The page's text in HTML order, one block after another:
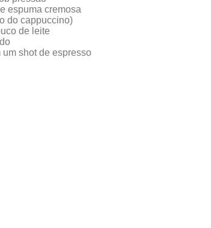
espuma cremosa
do cappuccino)
de leite
shot de espresso